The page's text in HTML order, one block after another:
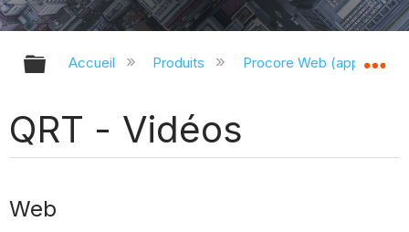
Développer/réduire la hiérarchie
Accueil Produits Procore Web
QRT - Vidéos
Web